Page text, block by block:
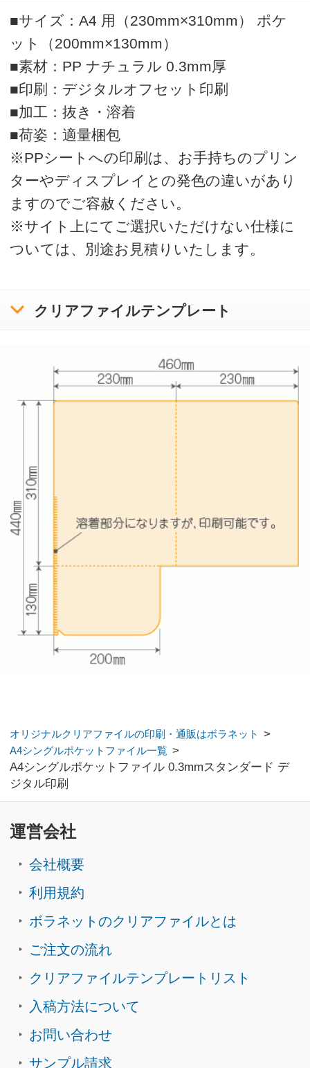
オリジナルクリアファイルの印刷・通販はボラネット
A4シングルポケットファイル一覧
A4シングルポケットファイル 0.3mmスタンダード デ
ジタル印刷
運営会社
会社概要
利用規約
ボラネットのクリアファイルとは
入稿方法について
クリアファイル使用時の注意と豆知識
copyright bora-net all rights reserved.